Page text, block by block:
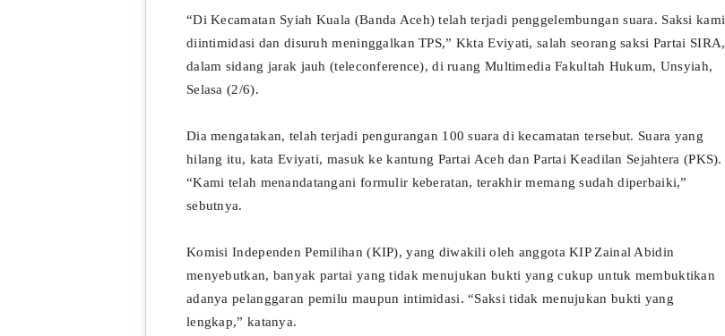
“Di Kecamatan Syiah Kuala (Banda Aceh) telah terjadi penggelembungan suara. Saksi kami
diintimidasi dan disuruh meninggalkan TPS,” Kkta Eviyati, salah seorang saksi Partai SIRA,
dalam sidang jarak jauh (teleconference), di ruang Multimedia Fakultah Hukum, Unsyiah,
Selasa (2/6).
Dia mengatakan, telah terjadi pengurangan 100 suara di kecamatan tersebut. Suara yang
hilang itu, kata Eviyati, masuk ke kantung Partai Aceh dan Partai Keadilan Sejahtera (PKS).
“Kami telah menandatangani formulir keberatan, terakhir memang sudah diperbaiki,”
sebutnya.
Komisi Independen Pemilihan (KIP), yang diwakili oleh anggota KIP Zainal Abidin
menyebutkan, banyak partai yang tidak menujukan bukti yang cukup untuk membuktikan
adanya pelanggaran pemilu maupun intimidasi. “Saksi tidak menujukan bukti yang
lengkap,” katanya.